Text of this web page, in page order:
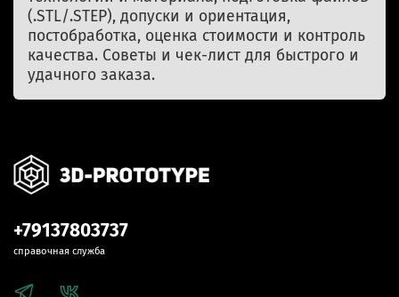
(.STL/.STEP), допуски и ориентация,
постобработка, оценка стоимости и контроль
качества. Советы и чек-лист для быстрого и
удачного заказа.
+79137803737
справочная служба